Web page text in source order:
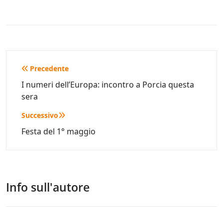
Navigazione
articoli
Precedente
I numeri dell’Europa: incontro a Porcia questa
sera
Successivo
Festa del 1° maggio
Info sull'autore